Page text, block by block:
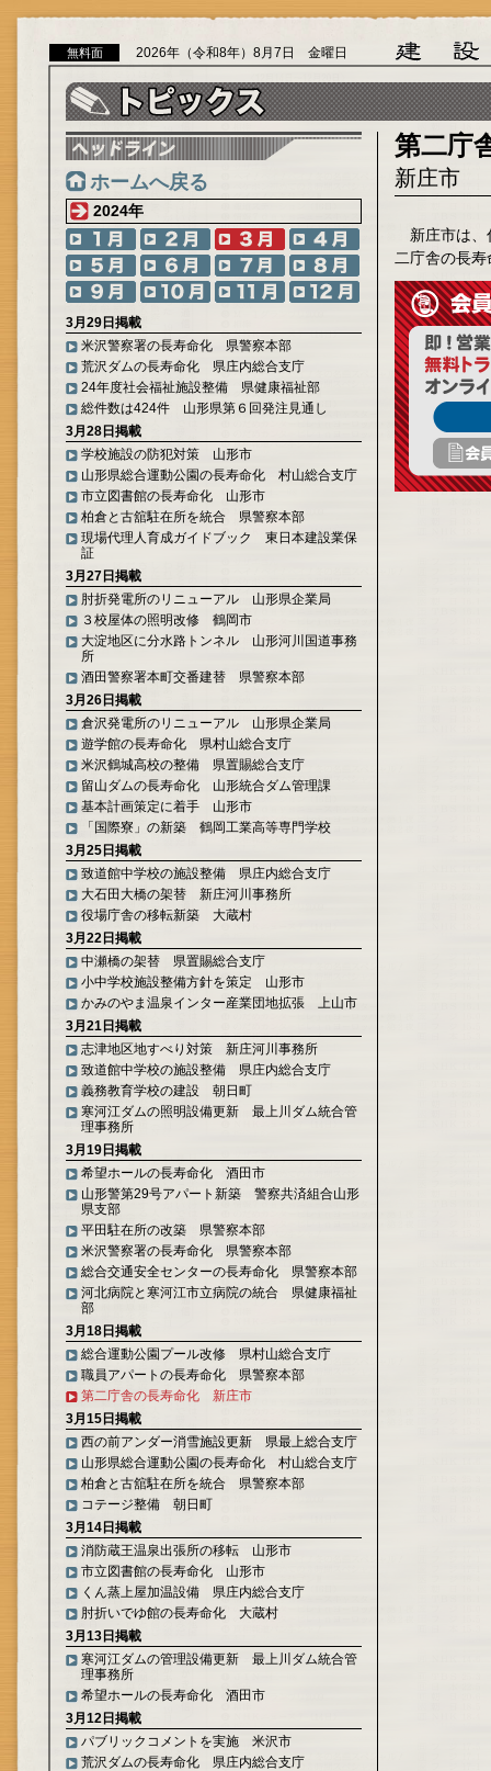
無料面 2026年（令和8年）8月7日 金曜日
ホームへ戻る
2024年
3月29日掲載
米沢警察署の長寿命化 県警察本部
荒沢ダムの長寿命化 県庄内総合支庁
24年度社会福祉施設整備 県健康福祉部
総件数は424件 山形県第６回発注見通し
3月28日掲載
学校施設の防犯対策 山形市
山形県総合運動公園の長寿命化 村山総合支庁
市立図書館の長寿命化 山形市
柏倉と古舘駐在所を統合 県警察本部
現場代理人育成ガイドブック 東日本建設業保
証
3月27日掲載
肘折発電所のリニューアル 山形県企業局
３校屋体の照明改修 鶴岡市
大淀地区に分水路トンネル 山形河川国道事務
所
酒田警察署本町交番建替 県警察本部
3月26日掲載
倉沢発電所のリニューアル 山形県企業局
遊学館の長寿命化 県村山総合支庁
米沢鶴城高校の整備 県置賜総合支庁
留山ダムの長寿命化 山形統合ダム管理課
基本計画策定に着手 山形市
「国際寮」の新築 鶴岡工業高等専門学校
3月25日掲載
致道館中学校の施設整備 県庄内総合支庁
大石田大橋の架替 新庄河川事務所
役場庁舎の移転新築 大蔵村
3月22日掲載
中瀬橋の架替 県置賜総合支庁
小中学校施設整備方針を策定 山形市
かみのやま温泉インター産業団地拡張 上山市
3月21日掲載
志津地区地すべり対策 新庄河川事務所
致道館中学校の施設整備 県庄内総合支庁
義務教育学校の建設 朝日町
寒河江ダムの照明設備更新 最上川ダム統合管
理事務所
3月19日掲載
希望ホールの長寿命化 酒田市
山形警第29号アパート新築 警察共済組合山形
県支部
平田駐在所の改築 県警察本部
米沢警察署の長寿命化 県警察本部
総合交通安全センターの長寿命化 県警察本部
河北病院と寒河江市立病院の統合 県健康福祉
部
3月18日掲載
総合運動公園プール改修 県村山総合支庁
職員アパートの長寿命化 県警察本部
第二庁舎の長寿命化 新庄市
3月15日掲載
西の前アンダー消雪施設更新 県最上総合支庁
山形県総合運動公園の長寿命化 村山総合支庁
柏倉と古舘駐在所を統合 県警察本部
コテージ整備 朝日町
3月14日掲載
消防蔵王温泉出張所の移転 山形市
市立図書館の長寿命化 山形市
くん蒸上屋加温設備 県庄内総合支庁
肘折いでゆ館の長寿命化 大蔵村
3月13日掲載
寒河江ダムの管理設備更新 最上川ダム統合管
理事務所
希望ホールの長寿命化 酒田市
3月12日掲載
パブリックコメントを実施 米沢市
荒沢ダムの長寿命化 県庄内総合支庁
第二庁
新庄市
新庄市は、
二庁舎の長